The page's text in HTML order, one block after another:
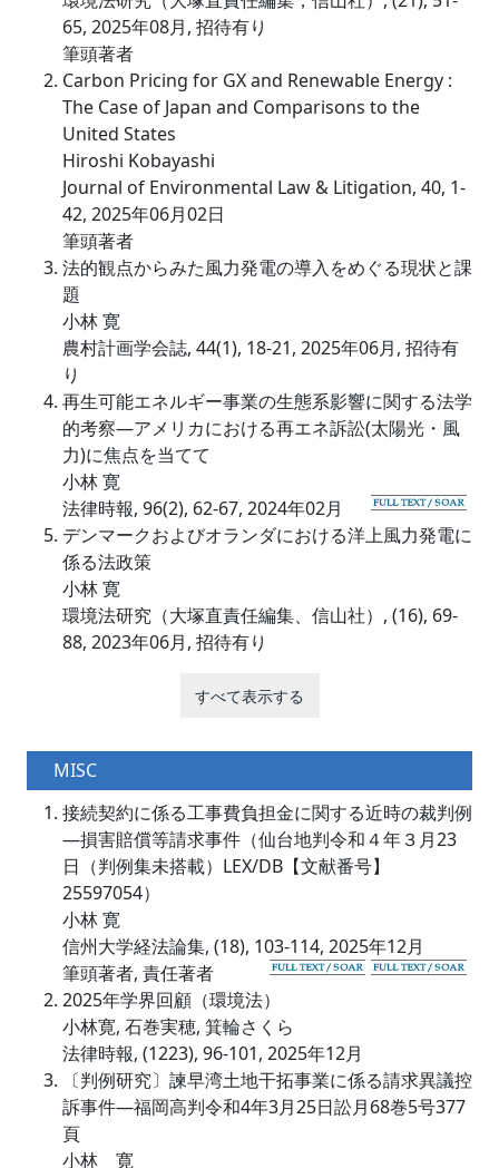
65, 2025年08月, 招待有り
筆頭著者
Carbon Pricing for GX and Renewable Energy :
The Case of Japan and Comparisons to the
United States
Hiroshi Kobayashi
Journal of Environmental Law & Litigation, 40, 1-
42, 2025年06月02日
筆頭著者
法的観点からみた風力発電の導入をめぐる現状と課
題
小林 寛
農村計画学会誌, 44(1), 18-21, 2025年06月, 招待有
り
再生可能エネルギー事業の生態系影響に関する法学
的考察―アメリカにおける再エネ訴訟(太陽光・風
力)に焦点を当てて
小林 寛
法律時報, 96(2), 62-67, 2024年02月
デンマークおよびオランダにおける洋上風力発電に
係る法政策
小林 寛
環境法研究（大塚直責任編集、信山社）, (16), 69-
88, 2023年06月, 招待有り
すべて表示する
MISC
接続契約に係る工事費負担金に関する近時の裁判例
―損害賠償等請求事件（仙台地判令和４年３月23
日（判例集未搭載）LEX/DB【文献番号】
25597054）
小林 寛
信州大学経法論集, (18), 103-114, 2025年12月
筆頭著者, 責任著者
2025年学界回顧（環境法）
小林寛, 石巻実穂, 箕輪さくら
法律時報, (1223), 96-101, 2025年12月
〔判例研究〕諫早湾土地干拓事業に係る請求異議控
訴事件―福岡高判令和4年3月25日訟月68巻5号377
頁
小林 寛